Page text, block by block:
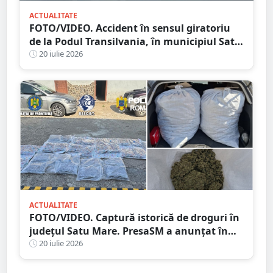
ACTUALITATE
FOTO/VIDEO. Accident în sensul giratoriu
de la Podul Transilvania, în municipiul Satu
Mare. Poliția a stabilit cauza producerii
evenimentului
20 iulie 2026
ACTUALITATE
FOTO/VIDEO. Captură istorică de droguri în
județul Satu Mare. PresaSM a anunțat în
premieră!
20 iulie 2026